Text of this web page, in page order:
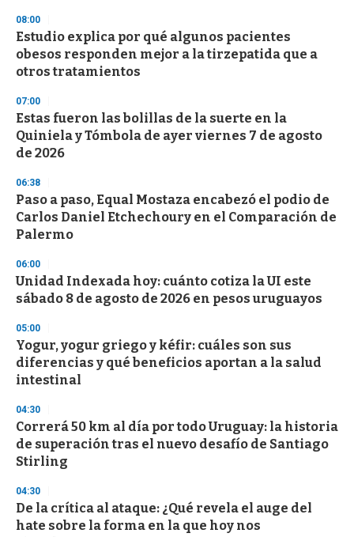
d
s
o
f
3
s
e
c
o
n
08:00
Estudio explica por qué algunos pacientes
obesos responden mejor a la tirzepatida que a
otros tratamientos
07:00
Estas fueron las bolillas de la suerte en la
Quiniela y Tómbola de ayer viernes 7 de agosto
de 2026
06:38
Paso a paso, Equal Mostaza encabezó el podio de
Carlos Daniel Etchechoury en el Comparación de
Palermo
06:00
Unidad Indexada hoy: cuánto cotiza la UI este
sábado 8 de agosto de 2026 en pesos uruguayos
05:00
Yogur, yogur griego y kéfir: cuáles son sus
diferencias y qué beneficios aportan a la salud
intestinal
04:30
Correrá 50 km al día por todo Uruguay: la historia
de superación tras el nuevo desafío de Santiago
Stirling
04:30
De la crítica al ataque: ¿Qué revela el auge del
hate sobre la forma en la que hoy nos